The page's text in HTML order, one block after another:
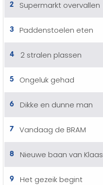
2 Supermarkt overvallen
3 Paddenstoelen eten
4 2 stralen plassen
5 Ongeluk gehad
6 Dikke en dunne man
7 Vandaag de BRAM
8 Nieuwe baan van Klaas
9 Het gezeik begint